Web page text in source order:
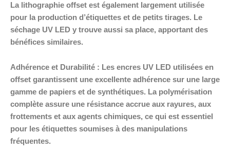
La lithographie offset est également largement utilisée
pour la production d’étiquettes et de petits tirages. Le
séchage UV LED y trouve aussi sa place, apportant des
bénéfices similaires.
Adhérence et Durabilité : Les encres UV LED utilisées en
offset garantissent une excellente adhérence sur une large
gamme de papiers et de synthétiques. La polymérisation
complète assure une résistance accrue aux rayures, aux
frottements et aux agents chimiques, ce qui est essentiel
pour les étiquettes soumises à des manipulations
fréquentes.